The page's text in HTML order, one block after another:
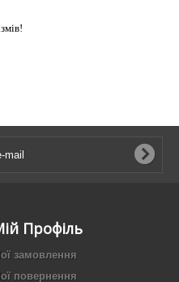
Профіль
замовлення
повернення